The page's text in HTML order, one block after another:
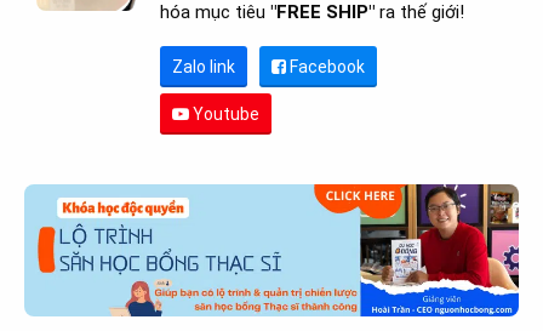
hóa mục tiêu "FREE SHIP" ra thế giới!
Zalo link Facebook
Youtube